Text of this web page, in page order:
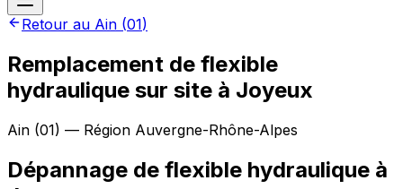
Retour au Ain (01)
Remplacement de flexible
hydraulique sur site à Joyeux
Ain (01) — Région Auvergne-Rhône-Alpes
Dépannage de flexible hydraulique à